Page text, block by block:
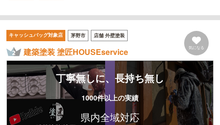
キャッシュバッグ対象店 茅野市 店舗 外壁塗装
建築塗装 塗匠HOUSEservice 気になる
丁寧無しに、長持ち無し
1000件以上の実績
県内全域対応